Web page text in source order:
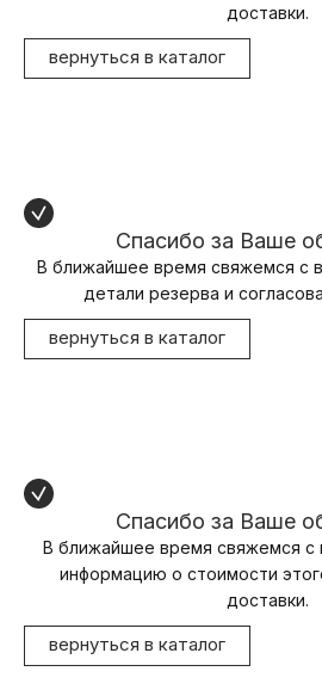
доставки.
вернуться в каталог
Спасибо за Ваше
В ближайшее время свяжемся с
детали резерва и
вернуться в каталог
Спасибо за Ваше
В ближайшее время свяжемся с
информацию о стоимости
доставки.
вернуться в каталог